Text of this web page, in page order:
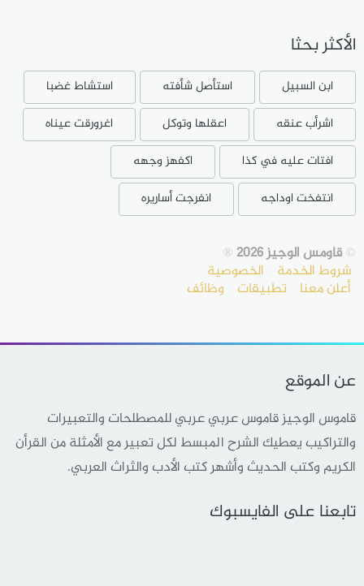
الأكثر بحثا
ابن السبيل استأصل شأفته
استشاط غضبا
اشرأب عنقه
اعقلها وتوكل
اغرورقت عيناه
افتات عليه في كذا
اكفهز وجهه
انتفخت اوداجه
انفرجت أساريره
©قاومس الوجيز 2026 ®
شروط الخدمة الخصوصية
أعلن معنا تطبيقات وظائف
عن الموقع
قاموس الوجيز قاموس عربي عربي للمصطلحات والتعبيرات
والتراكيب يعطيك الشرح المبسط لكل تعبير مع الأمثلة من القرأن
الكريم وكتب الحديث وأشهر كتب الأدب والثراث العربي.
تابعنا على الفايسبوك